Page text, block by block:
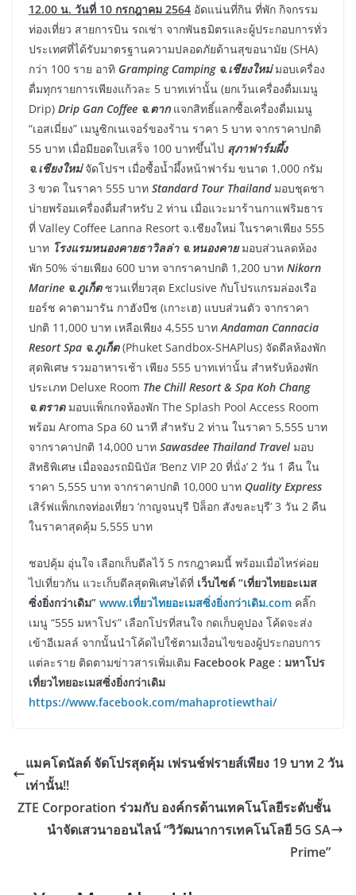
12.00 น. วันที่ 10 กรกฎาคม 2564 อัดแน่นที่กิน ที่พัก กิจกรรม
ท่องเที่ยว สายการบิน รถเช่า จากพันธมิตรและผู้ประกอบการทั่ว
ประเทศที่ได้รับมาตรฐานความปลอดภัยด้านสุขอนามัย (SHA)
กว่า 100 ราย อาทิ Gramping Camping จ.เชียงใหม่มอบเครื่อง
ดื่มทุกรายการเพียงแก้วละ 5 บาทเท่านั้น (ยกเว้นเครื่องดื่มเมนู
Drip) Drip Gan Coffee จ.ตากแจกสิทธิ์แลกซื้อเครื่องดื่มเมนู
“เอสเมี่ยง” เมนูซิกเนเจอร์ของร้าน ราคา 5 บาท จากราคาปกติ
55 บาท เมื่อมียอดใบเสร็จ 100 บาทขึ้นไป สุภาฟาร์มผึ้ง
จ.เชียงใหม่จัดโปรฯ เมื่อซื้อน้ำผึ้งหน้าฟาร์ม ขนาด 1,000 กรัม
3 ขวด ในราคา 555 บาท Standard Tour Thailand มอบชุดชา
บ่ายพร้อมเครื่องดื่มสำหรับ 2 ท่าน เมื่อแวะมาร้านกาแฟริมธาร
ที่ Valley Coffee Lanna Resort จ.เชียงใหม่ ในราคาเพียง 555
บาท โรงแรมหนองคายธาวิลล่า จ.หนองคายมอบส่วนลดห้อง
พัก 50% จ่ายเพียง 600 บาท จากราคาปกติ 1,200 บาท Nikorn
Marine จ.ภูเก็ตชวนเที่ยวสุด Exclusive กับโปรแกรมล่องเรือ
ยอร์ช คาตามารัน กาฮังบีช (เกาะเฮ) แบบส่วนตัว จากราคา
ปกติ 11,000 บาท เหลือเพียง 4,555 บาท Andaman Cannacia
Resort Spa จ.ภูเก็ต(Phuket Sandbox-SHAPlus) จัดดีลห้องพัก
สุดพิเศษ รวมอาหารเช้า เพียง 555 บาทเท่านั้น สำหรับห้องพัก
ประเภท Deluxe Room The Chill Resort & Spa Koh Chang
จ.ตราดมอบแพ็กเกจห้องพัก The Splash Pool Access Room
พร้อม Aroma Spa 60 นาที สำหรับ 2 ท่าน ในราคา 5,555 บาท
จากราคาปกติ 14,000 บาท Sawasdee Thailand Travel มอบ
สิทธิพิเศษ เมื่อจองรถมินิบัส ‘Benz VIP 20 ที่นั่ง’ 2 วัน 1 คืน ใน
ราคา 5,555 บาท จากราคาปกติ 10,000 บาท Quality Express
เสิร์ฟแพ็กเกจท่องเที่ยว ‘กาญจนบุรี ปิล็อก สังขละบุรี’ 3 วัน 2 คืน
ในราคาสุดคุ้ม 5,555 บาท
ชอปคุ้ม อุ่นใจ เลือกเก็บดีลไว้ 5 กรกฎาคมนี้ พร้อมเมื่อไหร่ค่อย
ไปเที่ยวกัน แวะเก็บดีลสุดพิเศษได้ที่ เว็บไซต์ “เที่ยวไทยอะเมส
ซิ่งยิ่งกว่าเดิม” www.เที่ยวไทยอะเมสซิ่งยิ่งกว่าเดิม.com คลิ๊ก
เมนู “555 มหาโปร” เลือกโปรที่สนใจ กดเก็บคูปอง โค้ดจะส่ง
เข้าอีเมลล์ จากนั้นนำโค้ดไปใช้ตามเงื่อนไขของผู้ประกอบการ
แต่ละราย ติดตามข่าวสารเพิ่มเติม Facebook Page : มหาโปร
เที่ยวไทยอะเมสซิ่งยิ่งกว่าเดิม
https://www.facebook.com/mahaprotiewthai/
แมคโดนัลด์ จัดโปรสุดคุ้ม เฟรนช์ฟรายส์เพียง 19 บาท 2 วัน
เท่านั้น!!
ZTE Corporation ร่วมกับ องค์กรด้านเทคโนโลยีระดับชั้น
นำจัดเสวนาออนไลน์ “วิวัฒนาการเทคโนโลยี 5G SA
Prime”